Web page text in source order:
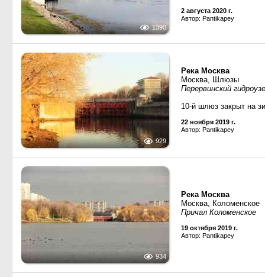
1390
2 августа 2020 г.
Автор: Pantikapey
929
Река Москва
Москва, Шлюзы
Перервинский
10-й шлюз закрыт на
22 ноября 2019 г.
Автор: Pantikapey
934
Река Москва
Москва, Коломенское
Причал Коломенское
19 октября 2019 г.
Автор: Pantikapey